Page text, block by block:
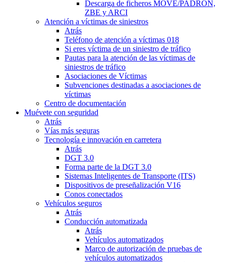
Descarga de ficheros MOVE/PADRÓN,
ZBE y ARCI
Atención a víctimas de siniestros
Atrás
Teléfono de atención a víctimas 018
Si eres víctima de un siniestro de tráfico
Pautas para la atención de las víctimas de
siniestros de tráfico
Asociaciones de Víctimas
Subvenciones destinadas a asociaciones de
víctimas
Centro de documentación
Muévete con seguridad
Atrás
Vías más seguras
Tecnología e innovación en carretera
Atrás
DGT 3.0
Forma parte de la DGT 3.0
Sistemas Inteligentes de Transporte (ITS)
Dispositivos de preseñalización V16
Conos conectados
Vehículos seguros
Atrás
Conducción automatizada
Atrás
Vehículos automatizados
Marco de autorización de pruebas de
vehículos automatizados